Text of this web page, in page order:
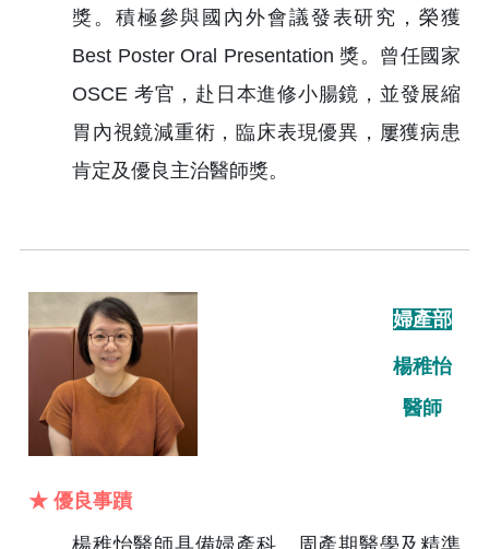
獎。積極參與國內外會議發表研究，榮獲
Best Poster Oral Presentation 獎。曾任國家
OSCE 考官，赴日本進修小腸鏡，並發展縮
胃內視鏡減重術，臨床表現優異，屢獲病患
肯定及優良主治醫師獎。
婦產部
楊稚怡
醫師
★ 優良事蹟